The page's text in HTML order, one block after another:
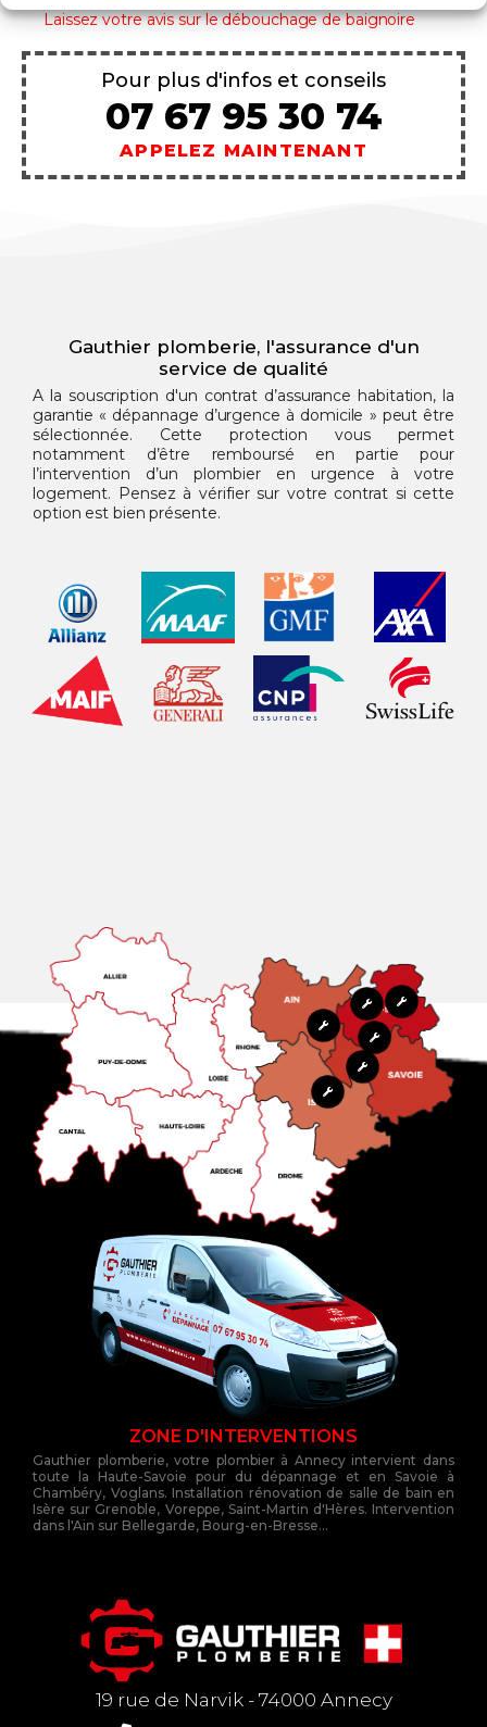
Laissez votre avis sur le débouchage de baignoire
Pour plus d'infos et conseils
07 67 95 30 74
APPELEZ MAINTENANT
Gauthier plomberie, l'assurance d'un
service de qualité
A la souscription d'un contrat d’assurance habitation, la
garantie « dépannage d’urgence à domicile » peut être
sélectionnée. Cette protection vous permet
notamment d’être remboursé en partie pour
l’intervention d’un plombier en urgence à votre
logement. Pensez à vérifier sur votre contrat si cette
option est bien présente.
ZONE D'INTERVENTIONS
Gauthier plomberie, votre plombier à Annecy intervient dans
toute la Haute-Savoie pour du dépannage et en Savoie à
Chambéry, Voglans. Installation rénovation de salle de bain en
Isère sur Grenoble, Voreppe, Saint-Martin d'Hères. Intervention
dans l'Ain sur Bellegarde, Bourg-en-Bresse...
19 rue de Narvik - 74000 Annecy